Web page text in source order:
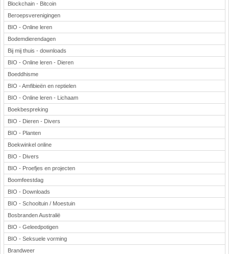
Blockchain - Bitcoin
Beroepsverenigingen
BIO - Online leren
Bodemdierendagen
Bij mij thuis - downloads
BIO - Online leren - Dieren
Boeddhisme
BIO - Amfibieën en reptielen
BIO - Online leren - Lichaam
Boekbespreking
BIO - Dieren - Divers
BIO - Planten
Boekwinkel online
BIO - Divers
BIO - Proefjes en projecten
Boomfeestdag
BIO - Downloads
BIO - Schooltuin / Moestuin
Bosbranden Australië
BIO - Geleedpotigen
BIO - Seksuele vorming
Brandweer